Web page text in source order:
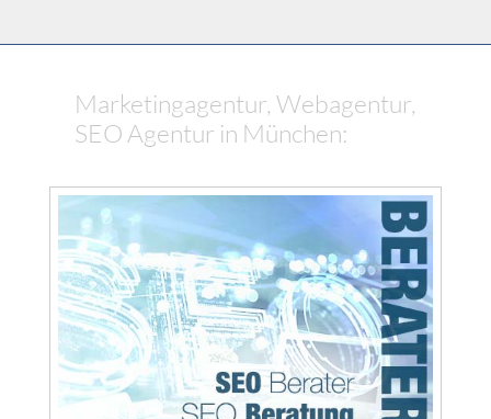
Marketingagentur, Webagentur,
SEO Agentur in München: